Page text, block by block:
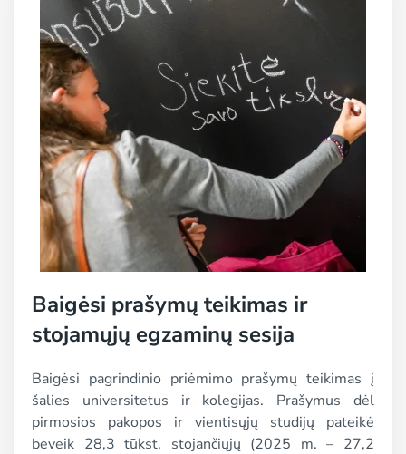
Baigėsi prašymų teikimas ir
stojamųjų egzaminų sesija
Baigėsi pagrindinio priėmimo prašymų teikimas į
šalies universitetus ir kolegijas. Prašymus dėl
pirmosios pakopos ir vientisųjų studijų pateikė
beveik 28,3 tūkst. stojančiųjų (2025 m. – 27,2